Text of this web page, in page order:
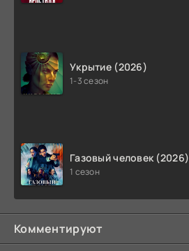
Укрытие (2026)
1-3 сезон
Газовый человек (2026)
1 сезон
Комментируют